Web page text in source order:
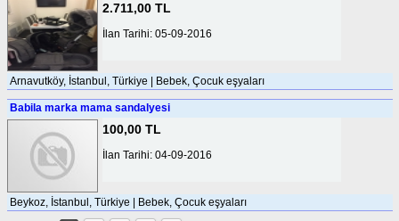
2.711,00 TL
İlan Tarihi: 05-09-2016
Arnavutköy, İstanbul, Türkiye | Bebek, Çocuk eşyaları
Babila marka mama sandalyesi
100,00 TL
İlan Tarihi: 04-09-2016
Beykoz, İstanbul, Türkiye | Bebek, Çocuk eşyaları